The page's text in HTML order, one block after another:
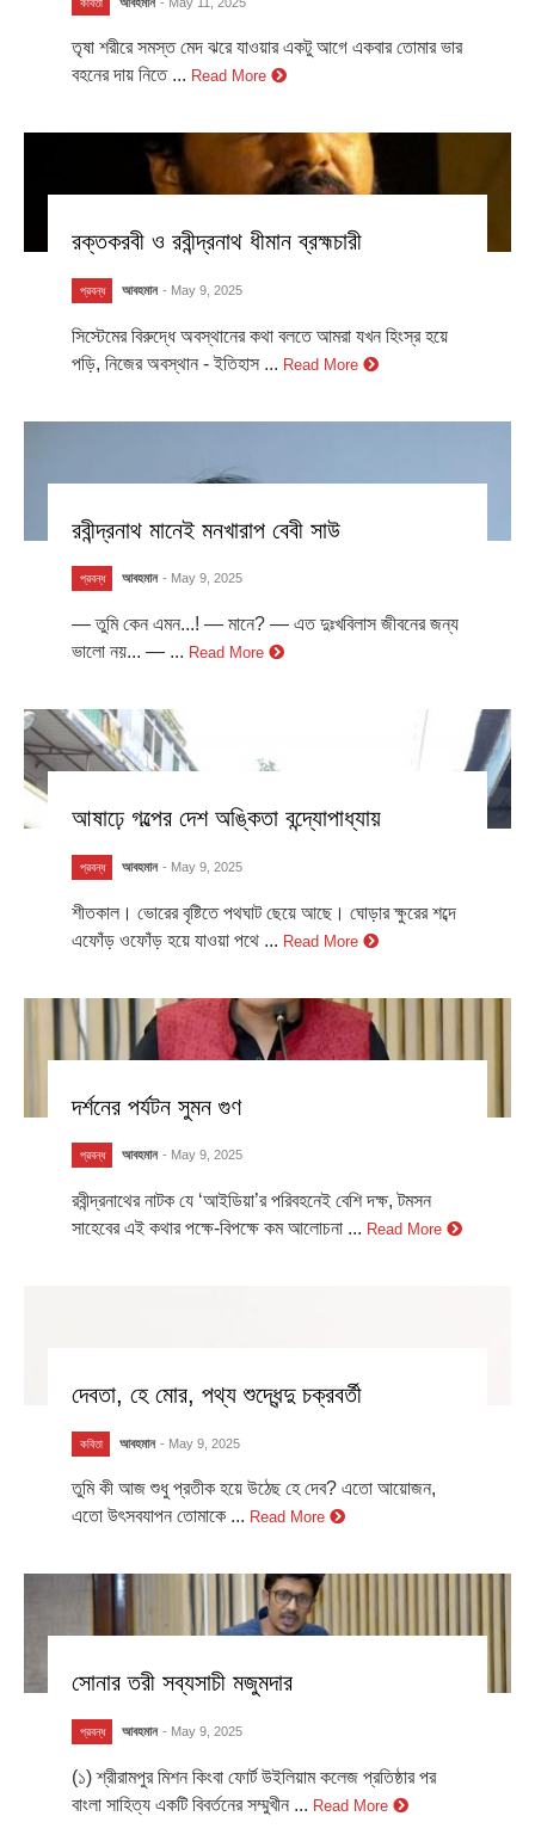
তৃষা শরীরে সমস্ত মেদ ঝরে যাওয়ার একটু আগে একবার তোমার ভার
বহনের দায় নিতে ... Read More
রক্তকরবী ও রবীন্দ্রনাথ ধীমান ব্রহ্মচারী
প্রবন্ধ আবহমান - May 9, 2025
সিস্টেমের বিরুদ্ধে অবস্থানের কথা বলতে আমরা যখন হিংস্র হয়ে
পড়ি, নিজের অবস্থান - ইতিহাস ... Read More
রবীন্দ্রনাথ মানেই মনখারাপ বেবী সাউ
প্রবন্ধ আবহমান - May 9, 2025
— তুমি কেন এমন...! — মানে? — এত দুঃখবিলাস জীবনের জন্য
ভালো নয়... — ... Read More
আষাঢ়ে গল্পের দেশ অঙ্কিতা বন্দ্যোপাধ্যায়
প্রবন্ধ আবহমান - May 9, 2025
শীতকাল। ভোরের বৃষ্টিতে পথঘাট ছেয়ে আছে। ঘোড়ার ক্ষুরের শব্দে
এফোঁড় ওফোঁড় হয়ে যাওয়া পথে ... Read More
দর্শনের পর্যটন সুমন গুণ
প্রবন্ধ আবহমান - May 9, 2025
রবীন্দ্রনাথের নাটক যে ‘আইডিয়া’র পরিবহনেই বেশি দক্ষ, টমসন
সাহেবের এই কথার পক্ষে-বিপক্ষে কম আলোচনা ... Read More
দেবতা, হে মোর, পথ্য শুদ্ধেন্দু চক্রবর্তী
কবিতা আবহমান - May 9, 2025
তুমি কী আজ শুধু প্রতীক হয়ে উঠেছ হে দেব? এতো আয়োজন,
এতো উৎসবযাপন তোমাকে ... Read More
সোনার তরী সব্যসাচী মজুমদার
প্রবন্ধ আবহমান - May 9, 2025
(১) শ্রীরামপুর মিশন কিংবা ফোর্ট উইলিয়াম কলেজ প্রতিষ্ঠার পর
বাংলা সাহিত্য একটি বিবর্তনের সম্মুখীন ... Read More